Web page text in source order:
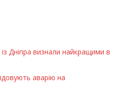
із Дніпра визнали найкращими в
аварію на